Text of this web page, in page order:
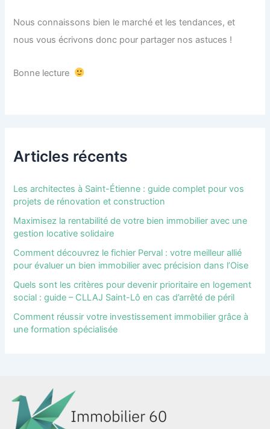
Nous connaissons bien le marché et les tendances, et
nous vous écrivons donc pour partager nos astuces !
Bonne lecture
Articles récents
Les architectes à Saint-Étienne : guide complet pour vos
projets de rénovation et construction
Maximisez la rentabilité de votre bien immobilier avec une
gestion locative solidaire
Comment découvrez le fichier Perval : votre meilleur allié
pour évaluer un bien immobilier avec précision dans l’Oise
Quels sont les critères pour devenir prioritaire en logement
social : guide – CLLAJ Saint-Lô en cas d’arrêté de péril
Comment réussir votre investissement immobilier grâce à
une formation spécialisée